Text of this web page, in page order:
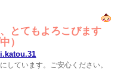
とてもよろこびます
）
しています。ご安心ください。